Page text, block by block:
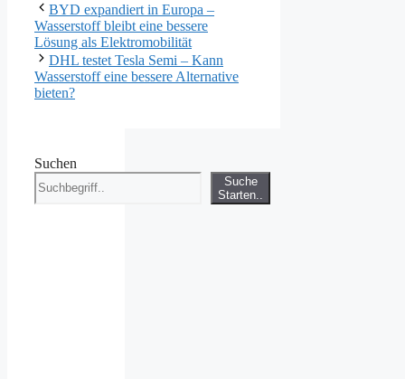
BYD expandiert in Europa –
Wasserstoff bleibt eine bessere
Lösung als Elektromobilität
DHL testet Tesla Semi – Kann
Wasserstoff eine bessere Alternative
bieten?
Suchen
Suche
Starten..